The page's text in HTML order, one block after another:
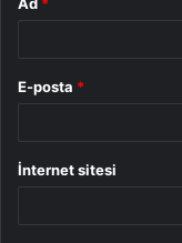
E-posta *
İnternet sitesi